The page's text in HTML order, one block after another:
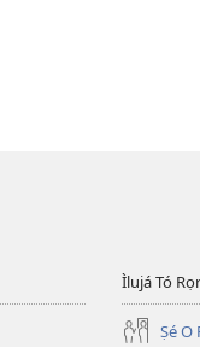
Ìlujá Tó
Ṣé O